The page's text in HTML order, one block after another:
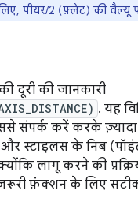
पीयर/2 (फ़्लेट) की वैल्यू
दूरी की जानकारी
. यह
संपर्क करें करके
और स्टाइलस के निब
लागू करने की
फ़ंक्शन के लिए सटीक